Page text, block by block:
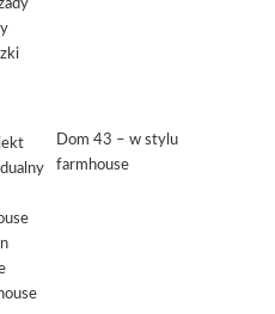
Dom 43 – w stylu
farmhouse